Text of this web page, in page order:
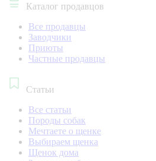
Каталог продавцов
Все продавцы
Заводчики
Приюты
Частные продавцы
Статьи
Все статьи
Породы собак
Мечтаете о щенке
Выбираем щенка
Щенок дома